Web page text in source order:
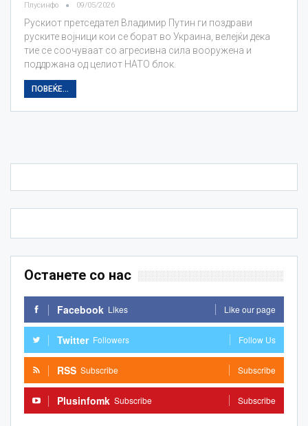
Плусинфо 09/05/2026
Рускиот претседател Владимир Путин ги поздрави
руските војници кои се борат во Украина, велејќи дека
тие се соочуваат со агресивна сила вооружена и
поддржана од целиот НАТО блок.
ПОВЕЌЕ...
Останете со нас
Facebook Likes Like our page
Twitter Followers Follow Us
RSS Subscribe Subscribe
Plusinfomk Subscribe Subscribe